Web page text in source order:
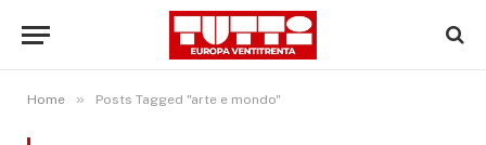
Home » Posts Tagged "arte e mondo"